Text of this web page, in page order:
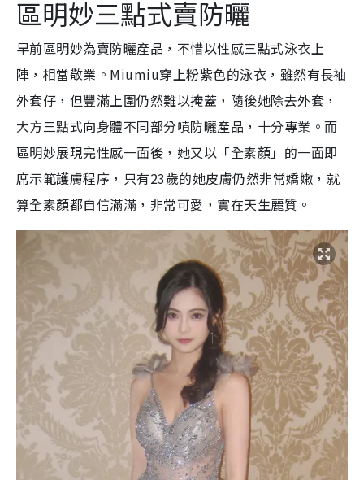
區明妙三點式賣防曬
早前區明妙為賣防曬產品，不惜以性感三點式泳衣上
陣，相當敬業。Miumiu穿上粉紫色的泳衣，雖然有長袖
外套仔，但豐滿上圍仍然難以掩蓋，隨後她除去外套，
大方三點式向身體不同部分噴防曬產品，十分專業。而
區明妙展現完性感一面後，她又以「全素顏」的一面即
席示範護膚程序，只有23歲的她皮膚仍然非常嬌嫩，就
算全素顏都自信滿滿，非常可愛，實在天生麗質。